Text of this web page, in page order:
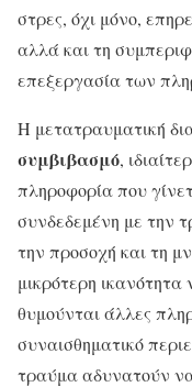
στρες, όχι μόνο,
αλλά και τη
επεξεργασία των
Η μετατραυματική
συμβιβασμό,
πληροφορία που
συνδεδεμένη με την
την προσοχή και τη
μικρότερη
θυμούνται άλλες
συναισθηματικό
τραύμα αδυνατούν